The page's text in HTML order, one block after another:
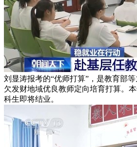
刘显涛报考的“优师打算”，是教育部
欠发财地域优良教师定向培育打算。
科生即将结业。